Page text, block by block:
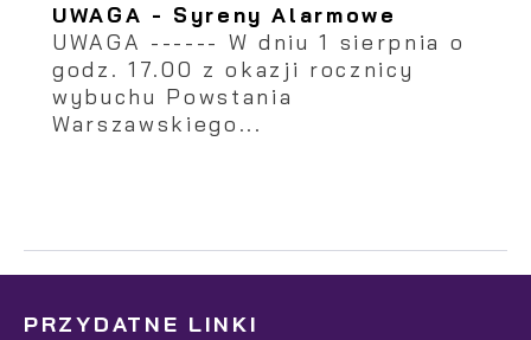
UWAGA - Syreny Alarmowe
UWAGA ------ W dniu 1 sierpnia o
godz. 17.00 z okazji rocznicy
wybuchu Powstania
Warszawskiego...
PRZYDATNE LINKI